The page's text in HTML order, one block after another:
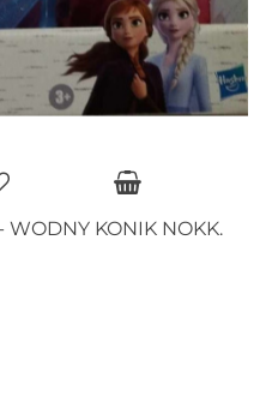
WODNY KONIK NOKK.